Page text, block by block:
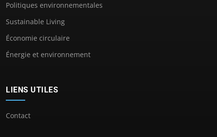
Politiques environnementales
Sustainable Living
Économie circulaire
Énergie et environnement
LIENS UTILES
Contact